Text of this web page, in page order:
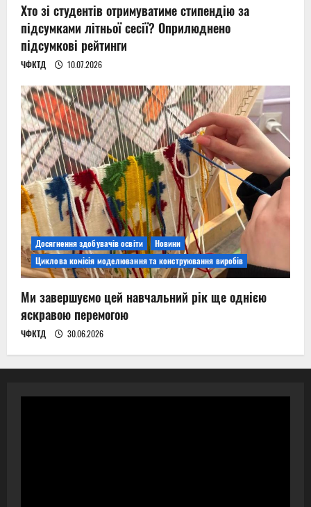
Хто зі студентів отримуватиме стипендію за
підсумками літньої сесії? Оприлюднено
підсумкові рейтинги
ЧФКТД 10.07.2026
Досягнення здобувачів освіти
Новини
Циклова комісія моделювання та конструювання виробів
Ми завершуємо цей навчальний рік ще однією
яскравою перемогою
ЧФКТД 30.06.2026